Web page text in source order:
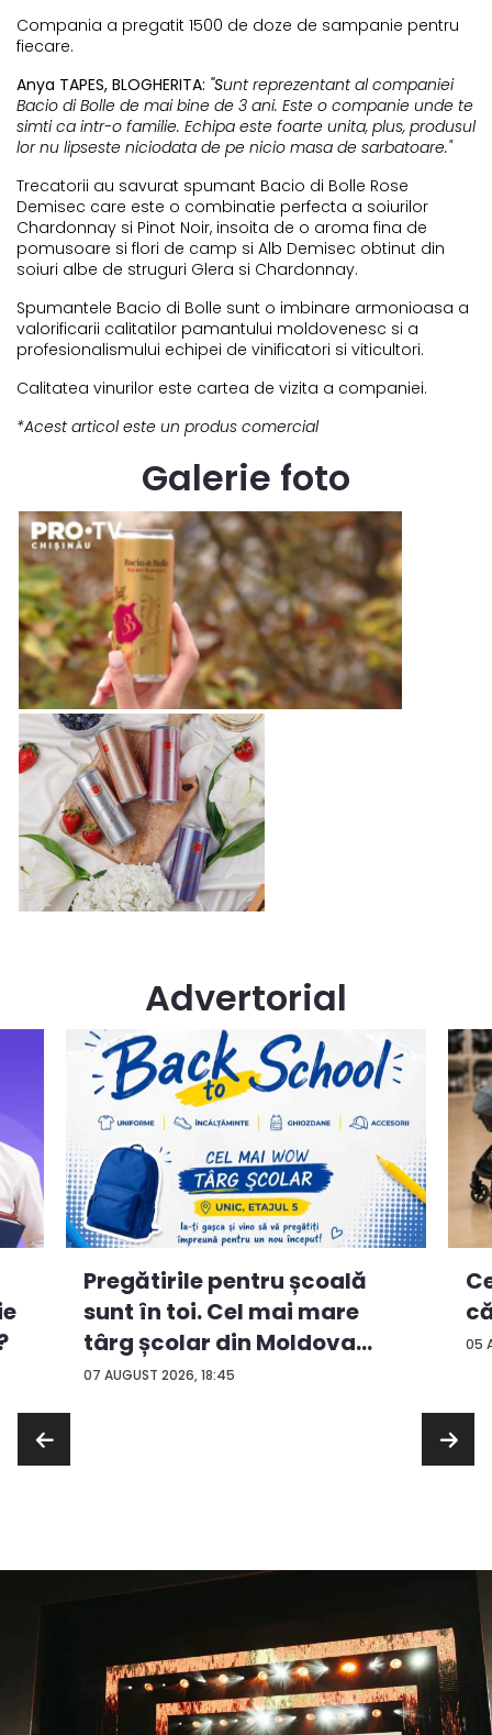
Compania a pregatit 1500 de doze de sampanie pentru
fiecare.
Anya TAPES, BLOGHERITA: "Sunt reprezentant al companiei
Bacio di Bolle de mai bine de 3 ani. Este o companie unde te
simti ca intr-o familie. Echipa este foarte unita, plus, produsul
lor nu lipseste niciodata de pe nicio masa de sarbatoare."
Trecatorii au savurat spumant Bacio di Bolle Rose
Demisec care este o combinatie perfecta a soiurilor
Chardonnay si Pinot Noir, insoita de o aroma fina de
pomusoare si flori de camp si Alb Demisec obtinut din
soiuri albe de struguri Glera si Chardonnay.
Spumantele Bacio di Bolle sunt o imbinare armonioasa a
valorificarii calitatilor pamantului moldovenesc si a
profesionalismului echipei de vinificatori si viticultori.
Calitatea vinurilor este cartea de vizita a companiei.
*Acest articol este un produs comercial
Galerie foto
Advertorial
07 AUGUST 2026, 18:45
Pregătirile pentru școală
sunt în toi. Cel mai mare
târg școlar din Moldova
con...
05